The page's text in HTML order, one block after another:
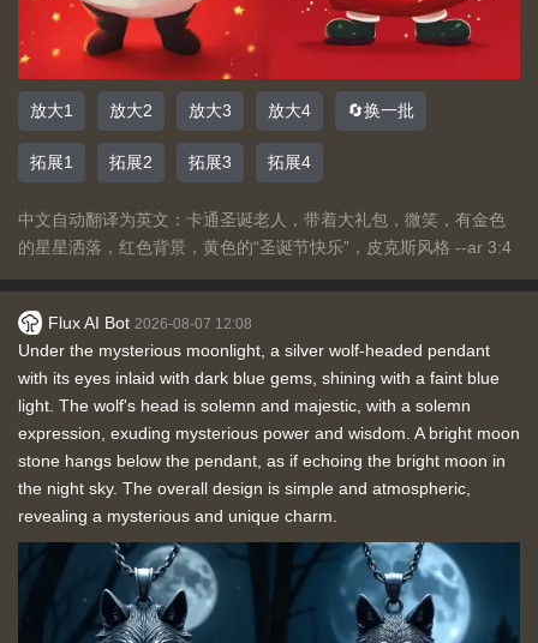
放大1 放大2 放大3 放大4 🔄换一批
拓展1 拓展2 拓展3 拓展4
中文自动翻译为英文：卡通圣诞老人，带着大礼包，微笑，有金色
的星星洒落，红色背景，黄色的“圣诞节快乐”，皮克斯风格 --ar 3:4
Flux AI Bot 2026-08-07 12:08
Under the mysterious moonlight, a silver wolf-headed pendant
with its eyes inlaid with dark blue gems, shining with a faint blue
light. The wolf's head is solemn and majestic, with a solemn
expression, exuding mysterious power and wisdom. A bright moon
stone hangs below the pendant, as if echoing the bright moon in
the night sky. The overall design is simple and atmospheric,
revealing a mysterious and unique charm.